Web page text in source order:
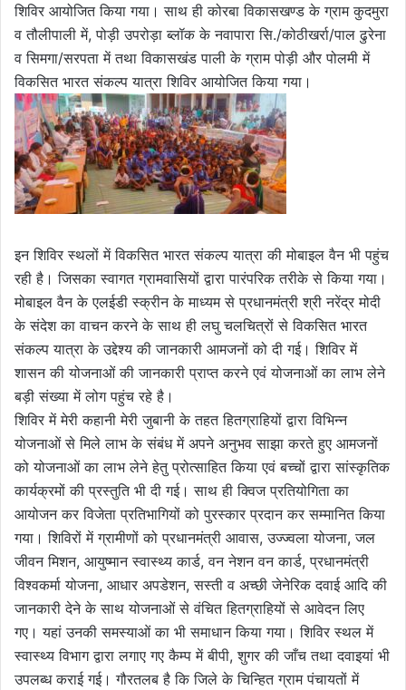
शिविर आयोजित किया गया। साथ ही कोरबा विकासखण्ड के ग्राम कुदमुरा
व तौलीपाली में, पोड़ी उपरोड़ा ब्लॉक के नवापारा सि./कोठीखर्रा/पाल ढुरेना
व सिमगा/सरपता में तथा विकासखंड पाली के ग्राम पोड़ी और पोलमी में
विकसित भारत संकल्प यात्रा शिविर आयोजित किया गया।
इन शिविर स्थलों में विकसित भारत संकल्प यात्रा की मोबाइल वैन भी पहुंच
रही है। जिसका स्वागत ग्रामवासियों द्वारा पारंपरिक तरीके से किया गया।
मोबाइल वैन के एलईडी स्क्रीन के माध्यम से प्रधानमंत्री श्री नरेंद्र मोदी
के संदेश का वाचन करने के साथ ही लघु चलचित्रों से विकसित भारत
संकल्प यात्रा के उद्देश्य की जानकारी आमजनों को दी गई। शिविर में
शासन की योजनाओं की जानकारी प्राप्त करने एवं योजनाओं का लाभ लेने
बड़ी संख्या में लोग पहुंच रहे है।
शिविर में मेरी कहानी मेरी जुबानी के तहत हितग्राहियों द्वारा विभिन्न
योजनाओं से मिले लाभ के संबंध में अपने अनुभव साझा करते हुए आमजनों
को योजनाओं का लाभ लेने हेतु प्रोत्साहित किया एवं बच्चों द्वारा सांस्कृतिक
कार्यक्रमों की प्रस्तुति भी दी गई। साथ ही क्विज प्रतियोगिता का
आयोजन कर विजेता प्रतिभागियों को पुरस्कार प्रदान कर सम्मानित किया
गया। शिविरों में ग्रामीणों को प्रधानमंत्री आवास, उज्ज्वला योजना, जल
जीवन मिशन, आयुष्मान स्वास्थ्य कार्ड, वन नेशन वन कार्ड, प्रधानमंत्री
विश्वकर्मा योजना, आधार अपडेशन, सस्ती व अच्छी जेनेरिक दवाई आदि की
जानकारी देने के साथ योजनाओं से वंचित हितग्राहियों से आवेदन लिए
गए। यहां उनकी समस्याओं का भी समाधान किया गया। शिविर स्थल में
स्वास्थ्य विभाग द्वारा लगाए गए कैम्प में बीपी, शुगर की जाँच तथा दवाइयां भी
उपलब्ध कराई गई। गौरतलब है कि जिले के चिन्हित ग्राम पंचायतों में